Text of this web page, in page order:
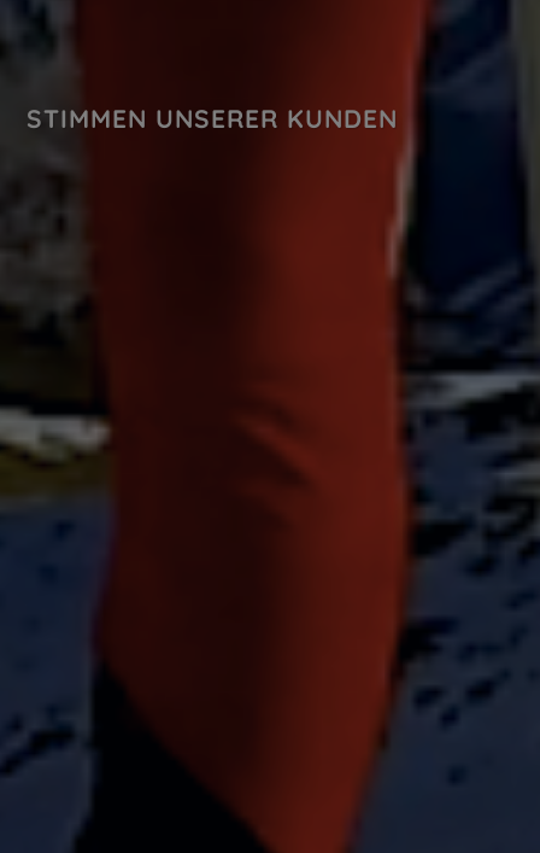
STIMMEN UNSERER KUNDEN